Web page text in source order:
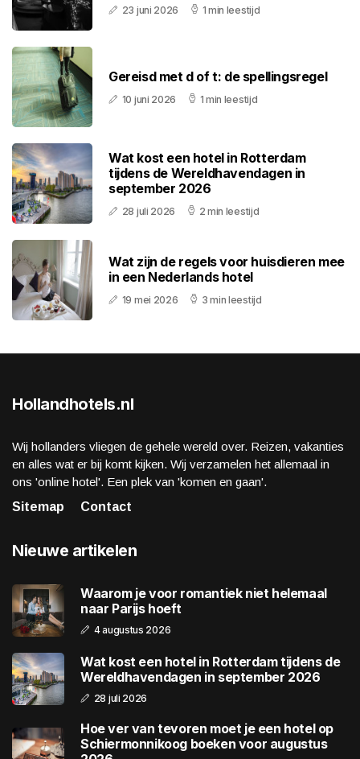
23 juni 2026 1 min leestijd
Gereisd met d of t: de spellingsregel
10 juni 2026 1 min leestijd
Wat kost een hotel in Rotterdam
tijdens de Wereldhavendagen in
september 2026
28 juli 2026 2 min leestijd
Wat zijn de regels voor huisdieren mee
in een Nederlands hotel
19 mei 2026 3 min leestijd
Hollandhotels.nl
Wij hollanders vliegen de gehele wereld over. Reizen, vakanties
en alles wat er bij komt kijken. Wij verzamelen het allemaal in
ons 'online hotel'. Een plek van 'komen en gaan'.
Sitemap
Contact
Nieuwe artikelen
Waarom je voor romantiek niet helemaal
naar Parijs hoeft
4 augustus 2026
Wat kost een hotel in Rotterdam tijdens de
Wereldhavendagen in september 2026
28 juli 2026
Hoe ver van tevoren moet je een hotel op
Schiermonnikoog boeken voor augustus